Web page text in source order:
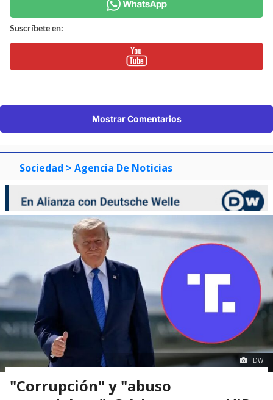
Suscríbete en:
Mostrar Comentarios
Sociedad > Agencia De Noticias
DW
"Corrupción" y "abuso